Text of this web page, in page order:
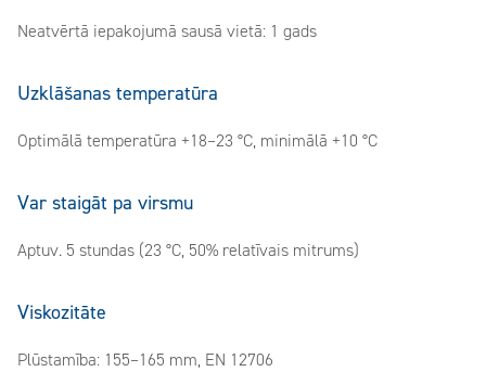
Neatvērtā iepakojumā sausā vietā: 1 gads
Uzklāšanas temperatūra
Optimālā temperatūra +18–23 °C, minimālā +10 °C
Var staigāt pa virsmu
Aptuv. 5 stundas (23 °C, 50% relatīvais mitrums)
Viskozitāte
Plūstamība: 155–165 mm, EN 12706